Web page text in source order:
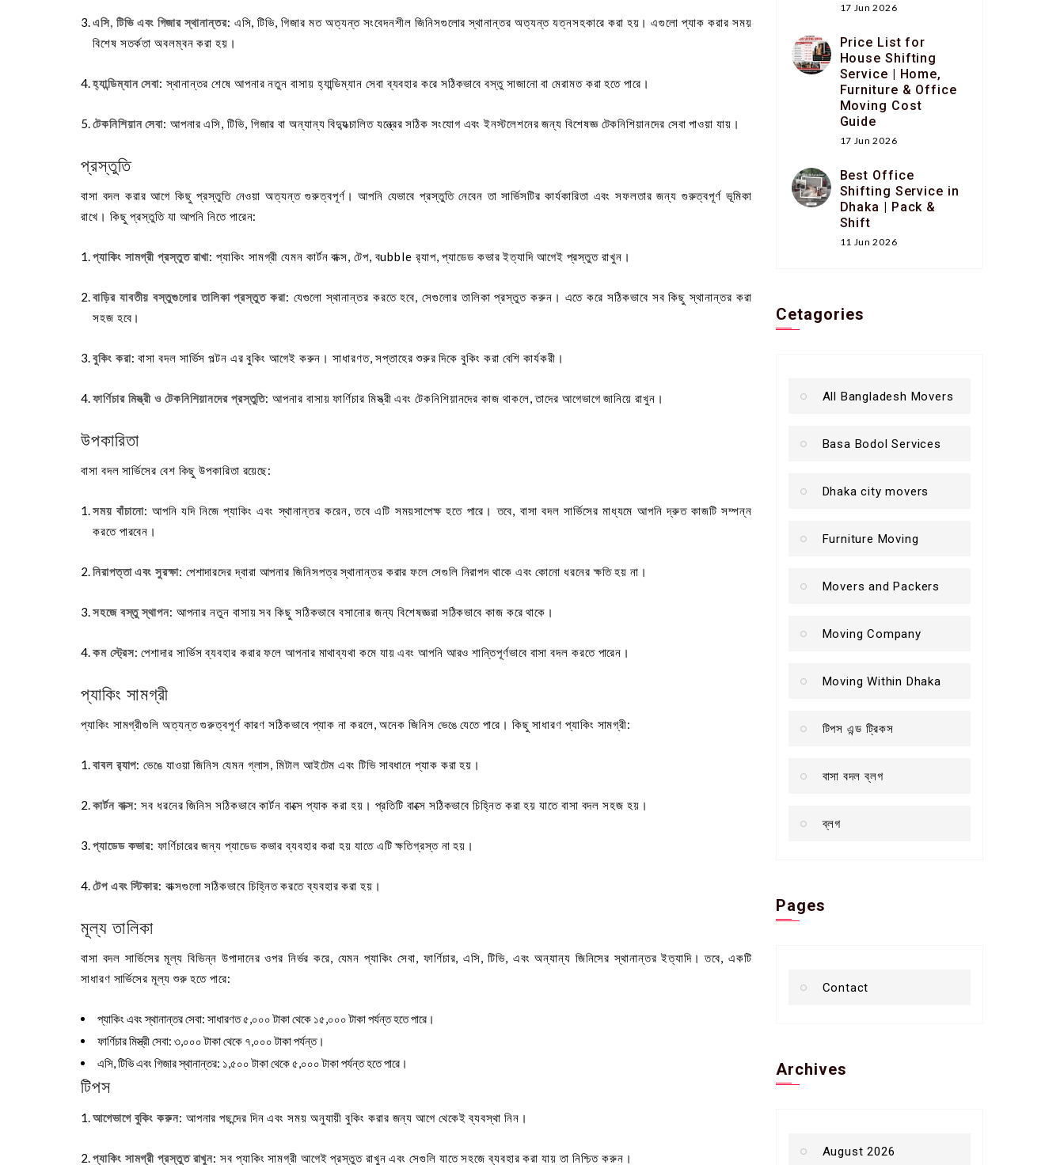
এসি, টিভি এবং গিজার স্থানান্তর: এসি, টিভি, গিজার মত অত্যন্ত সংবেদনশীল জিনিসগুলোর স্থানান্তর অত্যন্ত যত্নসহকারে করা হয়। এগুলো প্যাক করার সময়
বিশেষ সতর্কতা অবলম্বন করা হয়।
হ্যান্ডিম্যান সেবা: স্থানান্তর শেষে আপনার নতুন বাসায় হ্যান্ডিম্যান সেবা ব্যবহার করে সঠিকভাবে বস্তু সাজানো বা মেরামত করা হতে পারে।
টেকনিশিয়ান সেবা: আপনার এসি, টিভি, গিজার বা অন্যান্য বিদ্যুত্‍‍‍‍‍চালিত যন্ত্রের সঠিক সংযোগ এবং ইনস্টলেশনের জন্য বিশেষজ্ঞ টেকনিশিয়ানদের সেবা পাওয়া যায়।
প্রস্তুতি
বাসা বদল করার আগে কিছু প্রস্তুতি নেওয়া অত্যন্ত গুরুত্বপূর্ণ। আপনি যেভাবে প্রস্তুতি নেবেন তা সার্ভিসটির কার্যকারিতা এবং সফলতার জন্য গুরুত্বপূর্ণ ভূমিকা
রাখে। কিছু প্রস্তুতি যা আপনি নিতে পারেন:
প্যাকিং সামগ্রী প্রস্তুত রাখা: প্যাকিং সামগ্রী যেমন কার্টন বাক্স, টেপ, বubble র‍্যাপ, প্যাডেড কভার ইত্যাদি আগেই প্রস্তুত রাখুন।
বাড়ির যাবতীয় বস্তুগুলোর তালিকা প্রস্তুত করা: যেগুলো স্থানান্তর করতে হবে, সেগুলোর তালিকা প্রস্তুত করুন। এতে করে সঠিকভাবে সব কিছু স্থানান্তর করা
সহজ হবে।
বুকিং করা: বাসা বদল সার্ভিস পল্টন এর বুকিং আগেই করুন। সাধারণত, সপ্তাহের শুরুর দিকে বুকিং করা বেশি কার্যকরী।
ফার্ণিচার মিস্ত্রী ও টেকনিশিয়ানদের প্রস্তুতি: আপনার বাসায় ফার্ণিচার মিস্ত্রী এবং টেকনিশিয়ানদের কাজ থাকলে, তাদের আগেভাগে জানিয়ে রাখুন।
উপকারিতা
বাসা বদল সার্ভিসের বেশ কিছু উপকারিতা রয়েছে:
সময় বাঁচানো: আপনি যদি নিজে প্যাকিং এবং স্থানান্তর করেন, তবে এটি সময়সাপেক্ষ হতে পারে। তবে, বাসা বদল সার্ভিসের মাধ্যমে আপনি দ্রুত কাজটি সম্পন্ন
করতে পারবেন।
নিরাপত্তা এবং সুরক্ষা: পেশাদারদের দ্বারা আপনার জিনিসপত্র স্থানান্তর করার ফলে সেগুলি নিরাপদ থাকে এবং কোনো ধরনের ক্ষতি হয় না।
সহজে বস্তু স্থাপন: আপনার নতুন বাসায় সব কিছু সঠিকভাবে বসানোর জন্য বিশেষজ্ঞরা সঠিকভাবে কাজ করে থাকে।
কম স্ট্রেস: পেশাদার সার্ভিস ব্যবহার করার ফলে আপনার মাথাব্যথা কমে যায় এবং আপনি আরও শান্তিপূর্ণভাবে বাসা বদল করতে পারেন।
প্যাকিং সামগ্রী
প্যাকিং সামগ্রীগুলি অত্যন্ত গুরুত্বপূর্ণ কারণ সঠিকভাবে প্যাক না করলে, অনেক জিনিস ভেঙে যেতে পারে। কিছু সাধারণ প্যাকিং সামগ্রী:
বাবল র‍্যাপ: ভেঙে যাওয়া জিনিস যেমন গ্লাস, মিটাল আইটেম এবং টিভি সাবধানে প্যাক করা হয়।
কার্টন বাক্স: সব ধরনের জিনিস সঠিকভাবে কার্টন বাক্সে প্যাক করা হয়। প্রতিটি বাক্সে সঠিকভাবে চিহ্নিত করা হয় যাতে বাসা বদল সহজ হয়।
প্যাডেড কভার: ফার্ণিচারের জন্য প্যাডেড কভার ব্যবহার করা হয় যাতে এটি ক্ষতিগ্রস্ত না হয়।
টেপ এবং স্টিকার: বাক্সগুলো সঠিকভাবে চিহ্নিত করতে ব্যবহার করা হয়।
মূল্য তালিকা
বাসা বদল সার্ভিসের মূল্য বিভিন্ন উপাদানের ওপর নির্ভর করে, যেমন প্যাকিং সেবা, ফার্ণিচার, এসি, টিভি, এবং অন্যান্য জিনিসের স্থানান্তর ইত্যাদি। তবে, একটি
সাধারণ সার্ভিসের মূল্য শুরু হতে পারে:
প্যাকিং এবং স্থানান্তর সেবা: সাধারণত ৫,০০০ টাকা থেকে ১৫,০০০ টাকা পর্যন্ত হতে পারে।
ফার্ণিচার মিস্ত্রী সেবা: ৩,০০০ টাকা থেকে ৭,০০০ টাকা পর্যন্ত।
এসি, টিভি এবং গিজার স্থানান্তর: ১,৫০০ টাকা থেকে ৫,০০০ টাকা পর্যন্ত হতে পারে।
টিপস
আগেভাগে বুকিং করুন: আপনার পছন্দের দিন এবং সময় অনুযায়ী বুকিং করার জন্য আগে থেকেই ব্যবস্থা নিন।
প্যাকিং সামগ্রী প্রস্তুত রাখুন: সব প্যাকিং সামগ্রী আগেই প্রস্তুত রাখুন এবং সেগুলি যাতে সহজে ব্যবহার করা যায় তা নিশ্চিত করুন।
17 Jun 2026
Price List for
House Shifting
Service | Home,
Furniture & Office
Moving Cost
Guide
17 Jun 2026
Best Office
Shifting Service in
Dhaka | Pack &
Shift
11 Jun 2026
Cetagories
All Bangladesh Movers
Basa Bodol Services
Dhaka city movers
Furniture Moving
Movers and Packers
Moving Company
Moving Within Dhaka
টিপস এন্ড ট্রিকস
বাসা বদল ব্লগ
ব্লগ
Pages
Contact
Archives
August 2026